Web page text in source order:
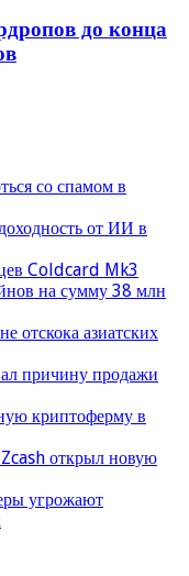
до конца
со спамом в
от ИИ в
Coldcard Mk3
на сумму 38 млн
отскока азиатских
причину продажи
криптоферму в
открыл новую
угрожают